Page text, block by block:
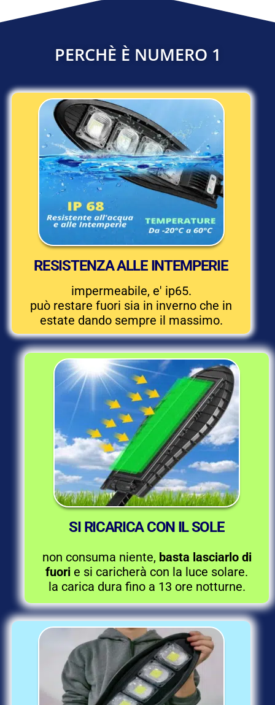
PERCHÈ È NUMERO 1
RESISTENZA ALLE INTEMPERIE
impermeabile, e' ip65.
può restare fuori sia in inverno che in
estate dando sempre il massimo.
SI RICARICA CON IL SOLE
non consuma niente, basta lasciarlo di
fuori e si caricherà con la luce solare.
la carica dura fino a 13 ore notturne.